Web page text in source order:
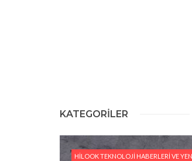
KATEGORILER
HILOOK TEKNOLOJI HABERLERI VE